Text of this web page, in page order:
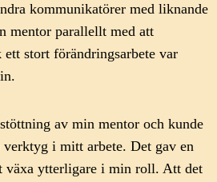
kommunikatörer med liknande
mentor parallellt med att
stort förändringsarbete var
av min mentor och kunde
verktyg i mitt arbete. Det gav en
växa ytterligare i min roll. Att det